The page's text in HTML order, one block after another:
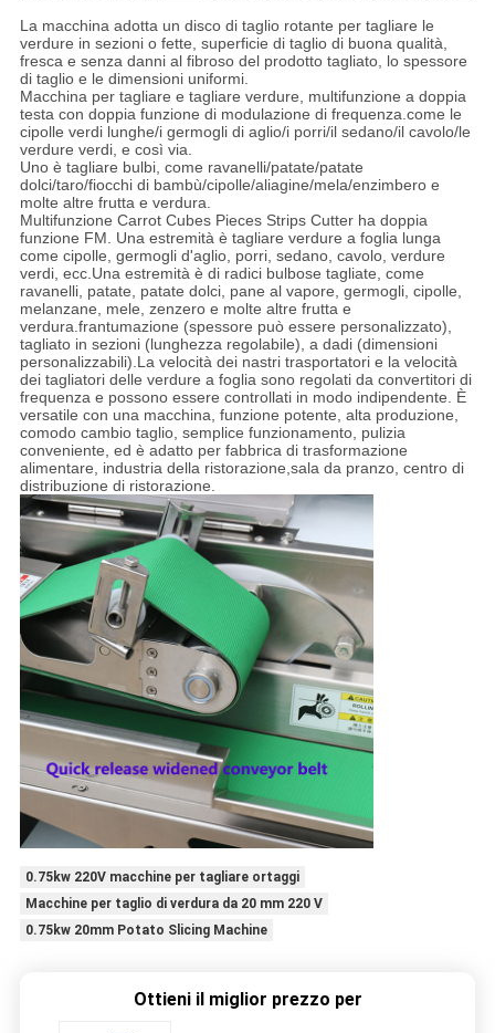
La macchina adotta un disco di taglio rotante per tagliare le
verdure in sezioni o fette, superficie di taglio di buona qualità,
fresca e senza danni al fibroso del prodotto tagliato, lo spessore
di taglio e le dimensioni uniformi.
Macchina per tagliare e tagliare verdure, multifunzione a doppia
testa con doppia funzione di modulazione di frequenza.come le
cipolle verdi lunghe/i germogli di aglio/i porri/il sedano/il cavolo/le
verdure verdi, e così via.
Uno è tagliare bulbi, come ravanelli/patate/patate
dolci/taro/fiocchi di bambù/cipolle/aliagine/mela/enzimbero e
molte altre frutta e verdura.
Multifunzione Carrot Cubes Pieces Strips Cutter ha doppia
funzione FM. Una estremità è tagliare verdure a foglia lunga
come cipolle, germogli d'aglio, porri, sedano, cavolo, verdure
verdi, ecc.Una estremità è di radici bulbose tagliate, come
ravanelli, patate, patate dolci, pane al vapore, germogli, cipolle,
melanzane, mele, zenzero e molte altre frutta e
verdura.frantumazione (spessore può essere personalizzato),
tagliato in sezioni (lunghezza regolabile), a dadi (dimensioni
personalizzabili).La velocità dei nastri trasportatori e la velocità
dei tagliatori delle verdure a foglia sono regolati da convertitori di
frequenza e possono essere controllati in modo indipendente. È
versatile con una macchina, funzione potente, alta produzione,
comodo cambio taglio, semplice funzionamento, pulizia
conveniente, ed è adatto per fabbrica di trasformazione
alimentare, industria della ristorazione,sala da pranzo, centro di
distribuzione di ristorazione.
0.75kw 220V macchine per tagliare ortaggi
Macchine per taglio di verdura da 20 mm 220 V
0.75kw 20mm Potato Slicing Machine
Ottieni il miglior prezzo per